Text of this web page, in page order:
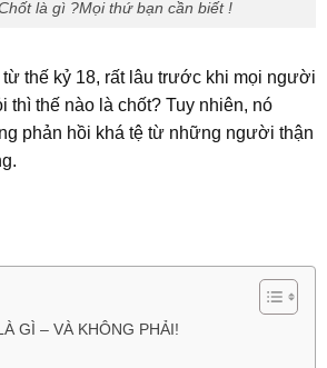
là gì ?Mọi thứ bạn cần biết !
thế kỷ 18, rất lâu trước khi mọi người
thì thế nào là chốt? Tuy nhiên, nó
phản hồi khá tệ từ những người thận
GÌ – VÀ KHÔNG PHẢI!